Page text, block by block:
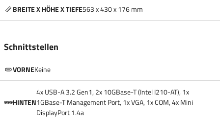
BREITE X HÖHE X TIEFE563 x 430 x 176 mm
Schnittstellen
VORNEKeine
HINTEN
4x USB-A 3.2 Gen1, 2x 10GBase-T (Intel I210-AT), 1x
1GBase-T Management Port, 1x VGA, 1x COM, 4x Mini
DisplayPort 1.4a